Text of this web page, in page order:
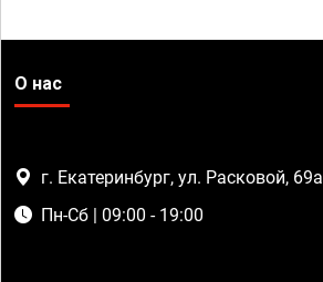
О нас
г. Екатеринбург, ул. Расковой, 69а
Пн-Сб | 09:00 - 19:00